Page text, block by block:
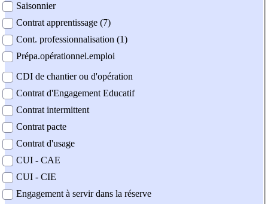
Saisonnier
Contrat apprentissage (7)
Cont. professionnalisation (1)
Prépa.opérationnel.emploi
CDI de chantier ou d'opération
Contrat d'Engagement Educatif
Contrat intermittent
Contrat pacte
Contrat d'usage
CUI - CAE
CUI - CIE
Engagement à servir dans la réserve